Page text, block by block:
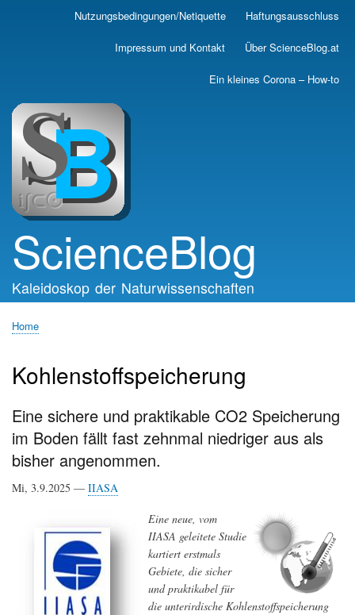
Skip
main
Nutzungsbedingungen/Netiquette Haftungsausschluss
Impressum und Kontakt Über ScienceBlog.at
Ein kleines Corona – How-to
ScienceBlog
Kaleidoskop der Naturwissenschaften
Home
Kohlenstoffspeicherung
Eine sichere und praktikable CO2 Speicherung
im Boden fällt fast zehnmal niedriger aus als
bisher angenommen.
Mi, 3.9.2025 — IIASA
Eine neue, vom
IIASA geleitete Studie
kartiert erstmals
Gebiete, die sicher
und praktikabel für
die unterirdische Kohlenstoffspeicherung